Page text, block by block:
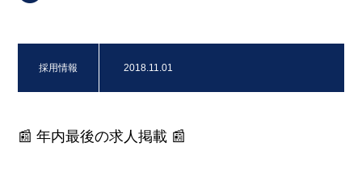
採用情報 2018.11.01
📰 年内最後の求人掲載 📰